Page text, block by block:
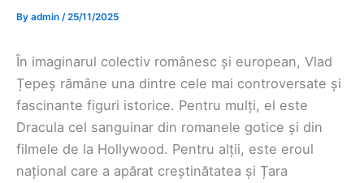
By admin /25/11/2025
În imaginarul colectiv românesc și european, Vlad
Țepeș rămâne una dintre cele mai controversate și
fascinante figuri istorice. Pentru mulți, el este
Dracula cel sanguinar din romanele gotice și din
filmele de la Hollywood. Pentru alții, este eroul
național care a apărat creștinătatea și Țara